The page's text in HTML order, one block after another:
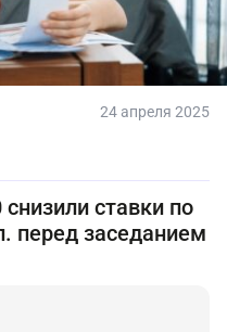
24 апреля 2025
ставки по
перед заседанием